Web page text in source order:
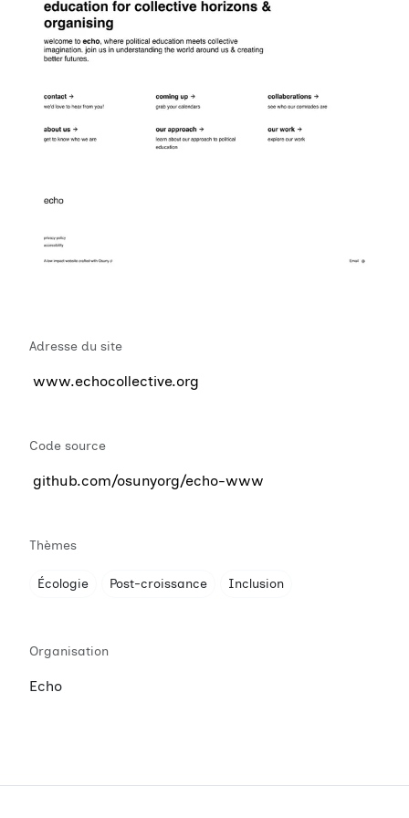
Adresse du site
www.echocollective.org
Code source
github.com/osunyorg/echo-www
Thèmes
Écologie Post-croissance Inclusion
Organisation
Echo